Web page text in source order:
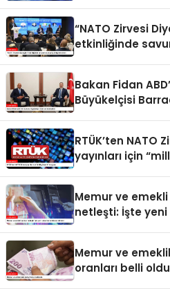
“NATO Zirvesi
etkinliğinde
Bakan Fidan
Büyükelçisi
RTÜK’ten NATO
yayınları için
Memur ve emekli
netleşti: İşte
Memur ve
oranları belli oldu